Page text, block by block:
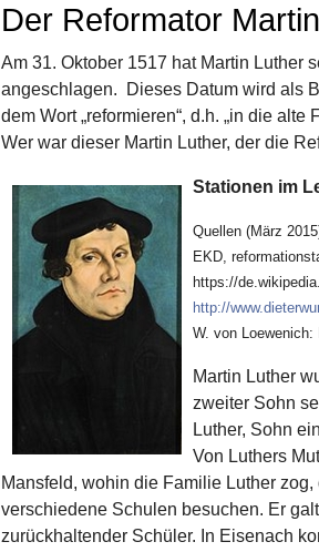
Der Reformator
Am 31. Oktober 1517 hat Martin Luther
angeschlagen. Dieses Datum wird als
dem Wort „reformieren“, d.h. „in die alte
Wer war dieser Martin Luther, der die
Stationen im
Quellen (März
EKD,
https://
http://
W. von Loewenich:
Martin Luther
zweiter Sohn
Luther, Sohn
Von Luthers
Mansfeld, wohin die Familie Luther
verschiedene Schulen besuchen. Er
zurückhaltender Schüler. In Eisenach